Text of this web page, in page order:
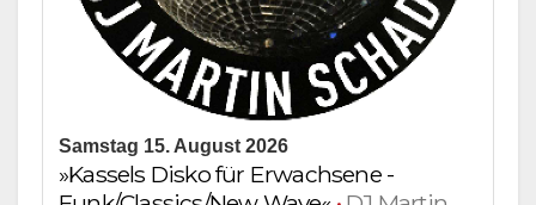
Samstag 15. August 2026
»Kassels Disko für Erwachsene -